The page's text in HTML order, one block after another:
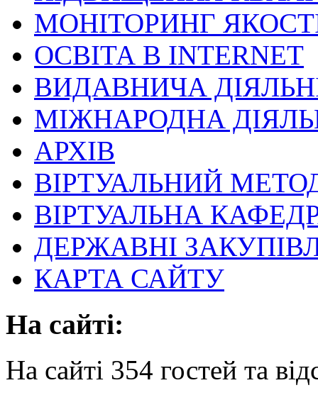
МОНІТОРИНГ
ОСВІТА В INTERNET
ВИДАВНИЧА
МІЖНАРОДНА
АРХІВ
ВІРТУАЛЬНИЙ
ВІРТУАЛЬНА
ДЕРЖАВНІ
КАРТА САЙТУ
На сайті:
На сайті 354 гостей та